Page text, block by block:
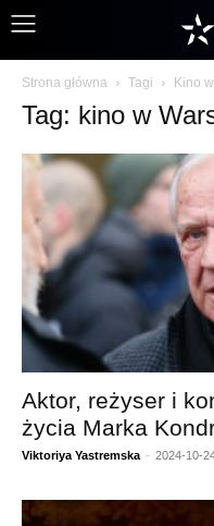
Strona główna Tagi Kino
Tag: kino w
Aktor, reżyser i
życia Marka
Viktoriya Yastremska - 2024-10-